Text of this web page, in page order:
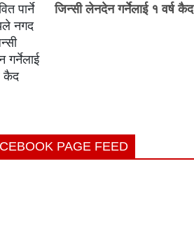
जिन्सी लेनदेन गर्नेलाई १ वर्ष कैद
PAGE FEED